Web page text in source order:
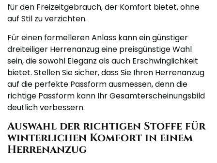
für den Freizeitgebrauch, der Komfort bietet, ohne
auf Stil zu verzichten.
Für einen formelleren Anlass kann ein günstiger
dreiteiliger Herrenanzug eine preisgünstige Wahl
sein, die sowohl Eleganz als auch Erschwinglichkeit
bietet. Stellen Sie sicher, dass Sie Ihren Herrenanzug
auf die perfekte Passform ausmessen, denn die
richtige Passform kann Ihr Gesamterscheinungsbild
deutlich verbessern.
Auswahl der richtigen Stoffe für
winterlichen Komfort in einem
Herrenanzug